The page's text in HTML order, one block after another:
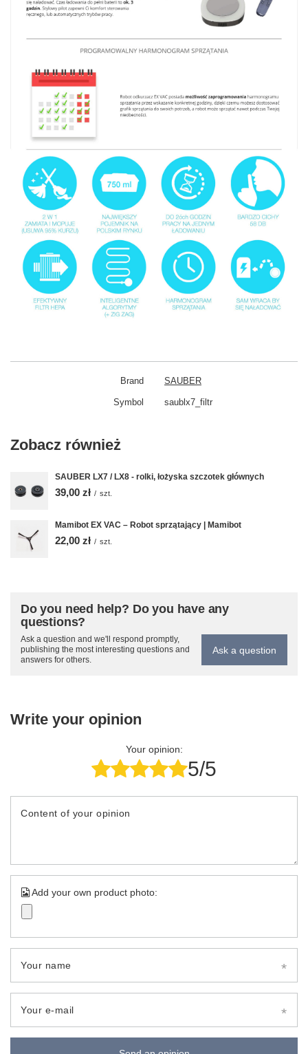
Brand SAUBER
Symbol saublx7_filtr
Zobacz również
SAUBER LX7 / LX8 - rolki, łożyska szczotek głównych
39,00 zł / szt.
Mamibot EX VAC – Robot sprzątający | Mamibot
22,00 zł / szt.
Do you need help? Do you have any
questions?
Ask a question and we'll respond promptly,
publishing the most interesting questions and
answers for others.
Ask a question
Write your opinion
Your opinion:
5/5
Content of your opinion
Add your own product photo:
Your name
Your e-mail